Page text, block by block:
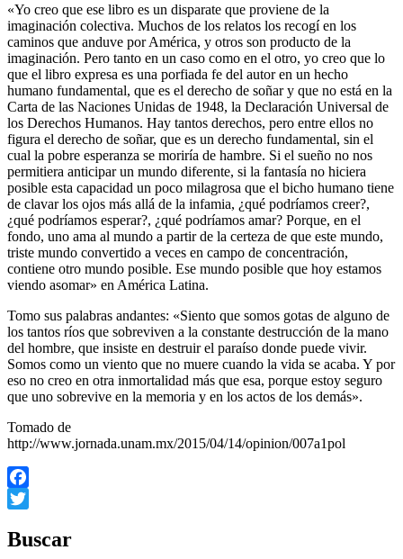
«Yo creo que ese libro es un disparate que proviene de la
imaginación colectiva. Muchos de los relatos los recogí en los
caminos que anduve por América, y otros son producto de la
imaginación. Pero tanto en un caso como en el otro, yo creo que lo
que el libro expresa es una porfiada fe del autor en un hecho
humano fundamental, que es el derecho de soñar y que no está en la
Carta de las Naciones Unidas de 1948, la Declaración Universal de
los Derechos Humanos. Hay tantos derechos, pero entre ellos no
figura el derecho de soñar, que es un derecho fundamental, sin el
cual la pobre esperanza se moriría de hambre. Si el sueño no nos
permitiera anticipar un mundo diferente, si la fantasía no hiciera
posible esta capacidad un poco milagrosa que el bicho humano tiene
de clavar los ojos más allá de la infamia, ¿qué podríamos creer?,
¿qué podríamos esperar?, ¿qué podríamos amar? Porque, en el
fondo, uno ama al mundo a partir de la certeza de que este mundo,
triste mundo convertido a veces en campo de concentración,
contiene otro mundo posible. Ese mundo posible que hoy estamos
viendo asomar» en América Latina.
Tomo sus palabras andantes: «Siento que somos gotas de alguno de
los tantos ríos que sobreviven a la constante destrucción de la mano
del hombre, que insiste en destruir el paraíso donde puede vivir.
Somos como un viento que no muere cuando la vida se acaba. Y por
eso no creo en otra inmortalidad más que esa, porque estoy seguro
que uno sobrevive en la memoria y en los actos de los demás».
Tomado de
http://www.jornada.unam.mx/2015/04/14/opinion/007a1pol
Facebook
Buscar